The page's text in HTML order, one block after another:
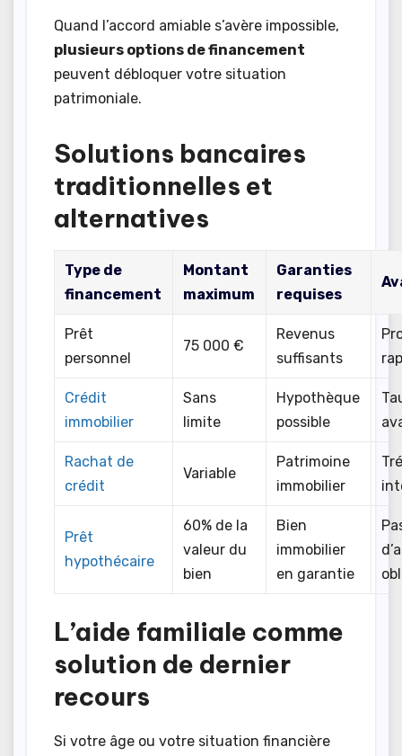
Quand l’accord amiable s’avère impossible,
plusieurs options de financement
peuvent débloquer votre situation
patrimoniale.
Solutions bancaires
traditionnelles et
alternatives
Type de
financement
Montant
maximum
Garanties
requises
Prêt
personnel
75 000 €
Revenus
suffisants
Crédit
immobilier
Sans
limite
Hypothèque
possible
Rachat de
crédit
Variable
Patrimoine
immobilier
Prêt
hypothécaire
60% de la
valeur du
bien
Bien
immobilier
en garantie
L’aide familiale comme
solution de dernier
recours
Si votre âge ou votre situation financière